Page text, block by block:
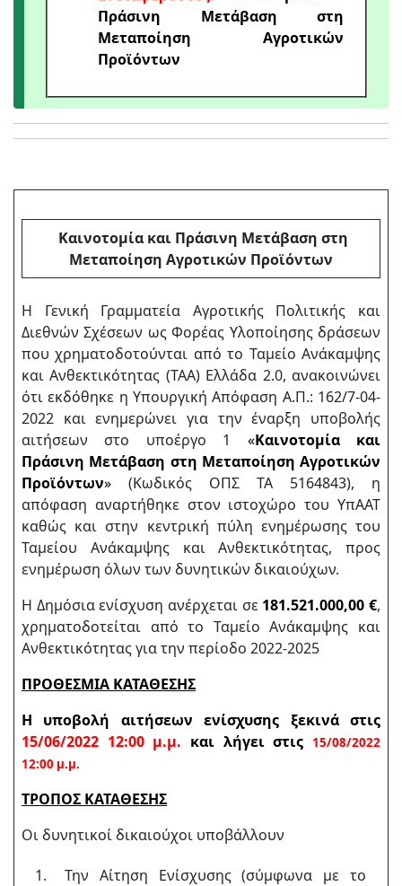
Πράσινη Μετάβαση στη
Μεταποίηση Αγροτικών
Προϊόντων
Καινοτομία και Πράσινη Μετάβαση στη
Μεταποίηση Αγροτικών Προϊόντων
Η Γενική Γραμματεία Αγροτικής Πολιτικής και
Διεθνών Σχέσεων ως Φορέας Υλοποίησης δράσεων
που χρηματοδοτούνται από το Ταμείο Ανάκαμψης
και Ανθεκτικότητας (ΤΑΑ) Ελλάδα 2.0, ανακοινώνει
ότι εκδόθηκε η Υπουργική Απόφαση Α.Π.: 162/7-04-
2022 και ενημερώνει για την έναρξη υποβολής
αιτήσεων στο υποέργο 1 «Καινοτομία και
Πράσινη Μετάβαση στη Μεταποίηση Αγροτικών
Προϊόντων» (Κωδικός ΟΠΣ ΤΑ 5164843), η
απόφαση αναρτήθηκε στον ιστοχώρο του ΥπΑΑΤ
καθώς και στην κεντρική πύλη ενημέρωσης του
Ταμείου Ανάκαμψης και Ανθεκτικότητας, προς
ενημέρωση όλων των δυνητικών δικαιούχων.
Η Δημόσια ενίσχυση ανέρχεται σε 181.521.000,00 €,
χρηματοδοτείται από το Ταμείο Ανάκαμψης και
Ανθεκτικότητας για την περίοδο 2022-2025
ΠΡΟΘΕΣΜΙΑ ΚΑΤΑΘΕΣΗΣ
Η υποβολή αιτήσεων ενίσχυσης ξεκινά στις
15/06/2022 12:00 μ.μ. και λήγει στις
15/08/2022
12:00 μ.μ.
ΤΡΟΠΟΣ ΚΑΤΑΘΕΣΗΣ
Οι δυνητικοί δικαιούχοι υποβάλλουν
Την Αίτηση Ενίσχυσης (σύμφωνα με το